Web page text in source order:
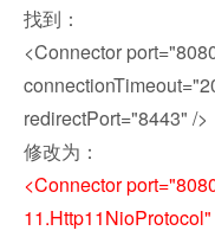
找到：
<Connector
redirectPort="8443" />
修改为：
<Connector
11.Http11NioProtocol"